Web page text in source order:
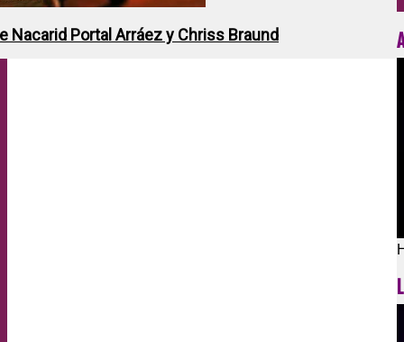
Nacarid Portal Arráez y Chriss Braund